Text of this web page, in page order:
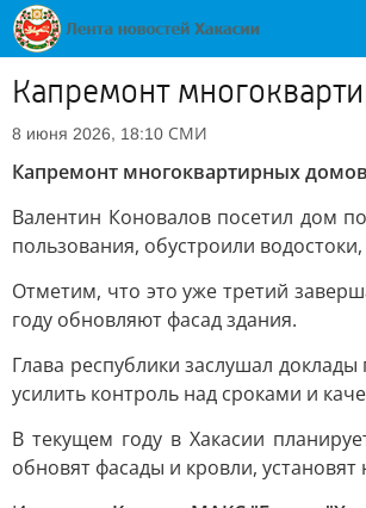
Капремонт
8 июня 2026, 18:10 СМИ
Капремонт многоквартирных
Валентин Коновалов посетил дом
пользования, обустроили
Отметим, что это уже третий
году обновляют фасад здания.
Глава республики заслушал
усилить контроль над сроками и
В текущем году в Хакасии
обновят фасады и кровли,